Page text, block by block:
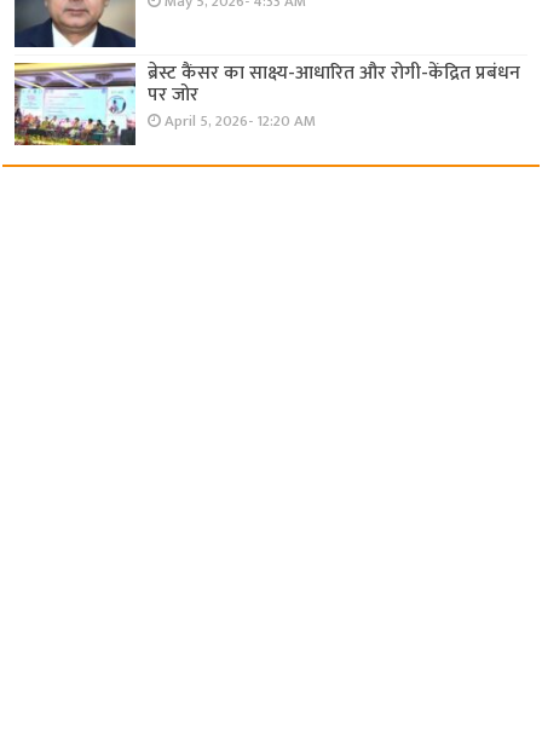
ब्रेस्ट कैंसर का साक्ष्य-आधारित और रोगी-केंद्रित प्रबंधन
पर जोर
April 5, 2026- 12:20 AM